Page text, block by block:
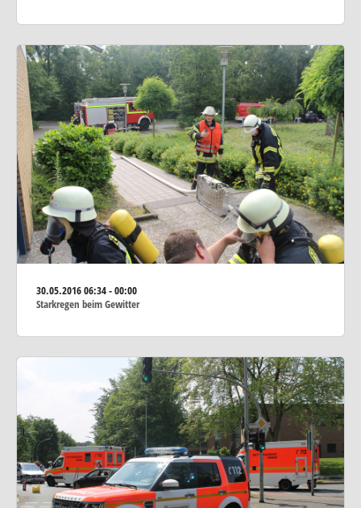
30.05.201606:34 - 00:00
Starkregen beim Gewitter